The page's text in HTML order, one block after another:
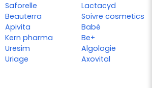
Saforelle
Beauterra
Apivita
Kern pharma
Uresim
Uriage
Lactacyd
Soivre cosmetics
Babé
Be+
Algologie
Axovital